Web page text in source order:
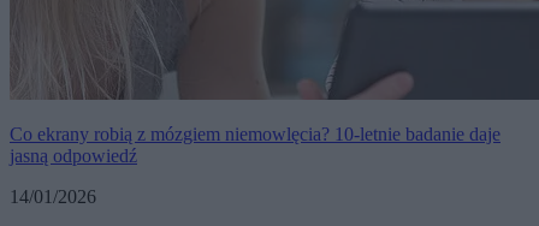
Co ekrany robią z mózgiem niemowlęcia? 10-letnie badanie daje
jasną odpowiedź
14/01/2026